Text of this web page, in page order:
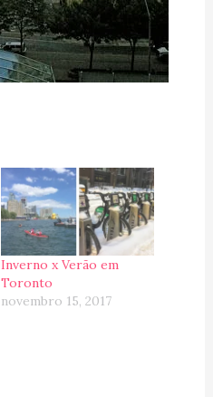
Inverno x Verão em
Toronto
novembro 15, 2017